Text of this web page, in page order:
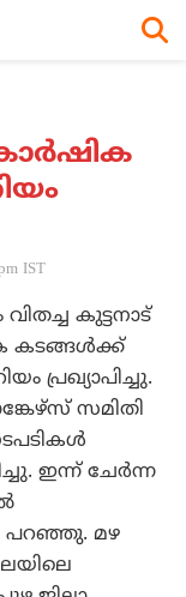
IST
കുട്ടനാട്
കടങ്ങള്‍ക്ക്
പ്രഖ്യാപിച്ചു.
സമിതി
ഇന്ന് ചേര്‍ന്ന
പറഞ്ഞു. മഴ